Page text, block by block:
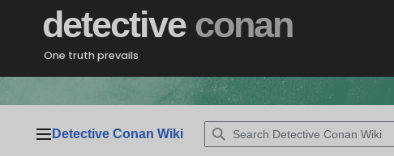
detective conan
One truth prevails
Main menu
Detective Conan Wiki